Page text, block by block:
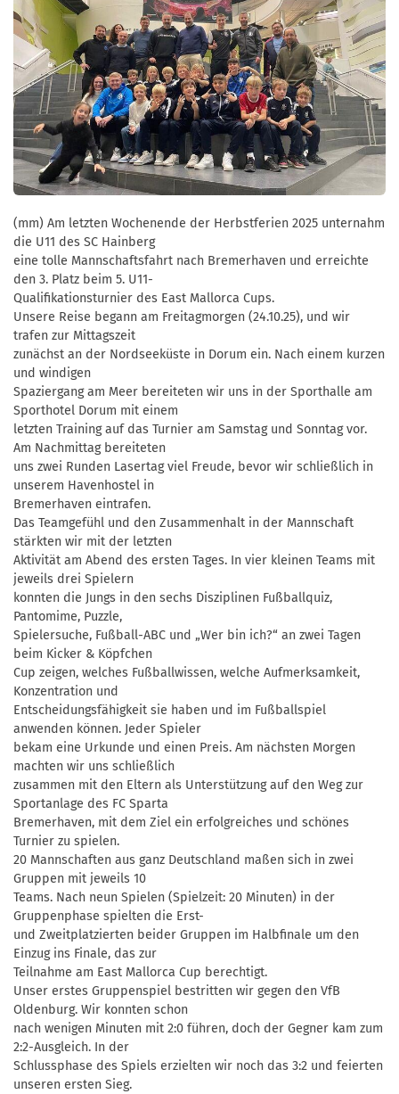
(mm) Am letzten Wochenende der Herbstferien 2025 unternahm
die U11 des SC Hainberg
eine tolle Mannschaftsfahrt nach Bremerhaven und erreichte
den 3. Platz beim 5. U11-
Qualifikationsturnier des East Mallorca Cups.
Unsere Reise begann am Freitagmorgen (24.10.25), und wir
trafen zur Mittagszeit
zunächst an der Nordseeküste in Dorum ein. Nach einem kurzen
und windigen
Spaziergang am Meer bereiteten wir uns in der Sporthalle am
Sporthotel Dorum mit einem
letzten Training auf das Turnier am Samstag und Sonntag vor.
Am Nachmittag bereiteten
uns zwei Runden Lasertag viel Freude, bevor wir schließlich in
unserem Havenhostel in
Bremerhaven eintrafen.
Das Teamgefühl und den Zusammenhalt in der Mannschaft
stärkten wir mit der letzten
Aktivität am Abend des ersten Tages. In vier kleinen Teams mit
jeweils drei Spielern
konnten die Jungs in den sechs Disziplinen Fußballquiz,
Pantomime, Puzzle,
Spielersuche, Fußball-ABC und „Wer bin ich?“ an zwei Tagen
beim Kicker & Köpfchen
Cup zeigen, welches Fußballwissen, welche Aufmerksamkeit,
Konzentration und
Entscheidungsfähigkeit sie haben und im Fußballspiel
anwenden können. Jeder Spieler
bekam eine Urkunde und einen Preis. Am nächsten Morgen
machten wir uns schließlich
zusammen mit den Eltern als Unterstützung auf den Weg zur
Sportanlage des FC Sparta
Bremerhaven, mit dem Ziel ein erfolgreiches und schönes
Turnier zu spielen.
20 Mannschaften aus ganz Deutschland maßen sich in zwei
Gruppen mit jeweils 10
Teams. Nach neun Spielen (Spielzeit: 20 Minuten) in der
Gruppenphase spielten die Erst-
und Zweitplatzierten beider Gruppen im Halbfinale um den
Einzug ins Finale, das zur
Teilnahme am East Mallorca Cup berechtigt.
Unser erstes Gruppenspiel bestritten wir gegen den VfB
Oldenburg. Wir konnten schon
nach wenigen Minuten mit 2:0 führen, doch der Gegner kam zum
2:2-Ausgleich. In der
Schlussphase des Spiels erzielten wir noch das 3:2 und feierten
unseren ersten Sieg.